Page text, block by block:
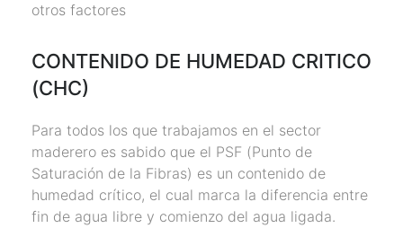
otros factores
CONTENIDO DE HUMEDAD CRITICO
(CHC)
Para todos los que trabajamos en el sector
maderero es sabido que el PSF (Punto de
Saturación de la Fibras) es un contenido de
humedad crítico, el cual marca la diferencia entre
fin de agua libre y comienzo del agua ligada.